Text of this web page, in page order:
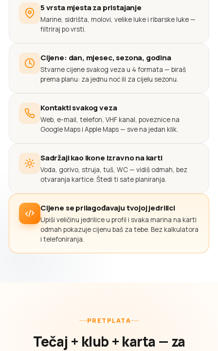
5 vrsta mjesta za pristajanje
Marine, sidrišta, molovi, velike luke i ribarske luke —
filtriraj po vrsti.
Cijene: dan, mjesec, sezona, godina
Stvarne cijene svakog veza u 4 formata — biraš
prema planu: za jednu noć ili za cijelu sezonu.
Kontakti svakog veza
Web, e-mail, telefon, VHF kanal, poveznice na
Google Maps i Apple Maps — sve na jedan klik.
Sadržaji kao ikone izravno na karti
Voda, gorivo, struja, tuš, WC — vidiš odmah, bez
otvaranja kartice. Štedi ti sate planiranja.
Cijene se prilagođavaju tvojoj jedrilici
Upiši veličinu jedrilice u profil i svaka marina na karti
odmah pokazuje cijenu baš za tebe. Bez kalkulatora
i telefoniranja.
PRETPLATA
Tečaj + klub + karta — za